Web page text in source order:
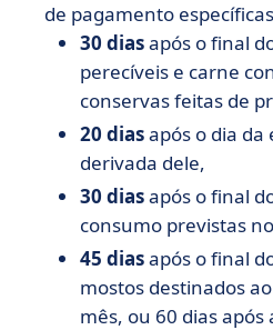
de pagamento
30 diasapós o final
perecíveis e carne
conservas feitas de
20 diasapós o dia
derivada dele,
30 diasapós o final
consumo previstas
45 diasapós o final
mostos destinados
mês, ou 60 dias